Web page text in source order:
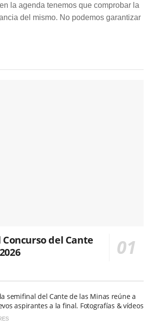
la agenda tenemos que comprobar la
del mismo. No podemos garantizar
del Cante
semifinal del Cante de las Minas reúne a
aspirantes a la final. Fotografías & vídeos